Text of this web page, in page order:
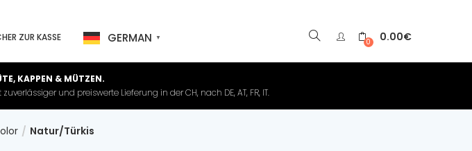
ZUR KASSE GERMAN ▼ 0 0.00€
KAPPEN & MÜTZEN.
und preiswerte Lieferung in der CH, nach DE, AT, FR, IT.
Natur/Türkis